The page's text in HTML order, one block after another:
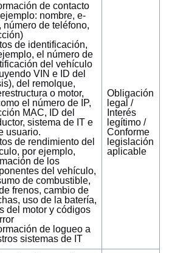
de contacto
nombre, e-
número de teléfono,
de identificación,
el número de
del vehículo
VIN e ID del
del remolque,
o motor,
el número de IP,
MAC, ID del
sistema de IT e
usuario.
de rendimiento del
por ejemplo,
de los
del vehículo,
de combustible,
frenos, cambio de
uso de la batería,
del motor y códigos
de logueo a
sistemas de IT
Obligación
legal /
Interés
legítimo /
Conforme
legislación
aplicable